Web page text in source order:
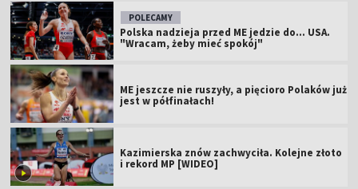
POLECAMY
Polska nadzieja przed ME jedzie do... USA.
"Wracam, żeby mieć spokój"
ME jeszcze nie ruszyły, a pięcioro Polaków już
jest w półfinałach!
Kazimierska znów zachwyciła. Kolejne złoto
i rekord MP [WIDEO]